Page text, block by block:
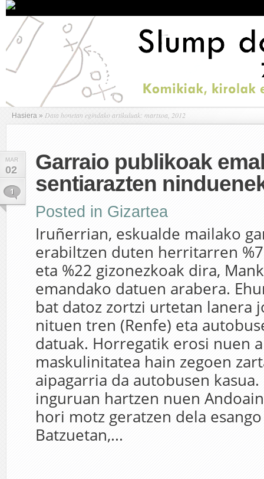
Hasiera » Data honetan egindako artikuluak: martxoa, 2012
MAR
02
1
Garraio publikoak
sentiarazten
Posted in Gizartea
Iruñerrian, eskualde mailako
erabiltzen duten herritarren
eta %22 gizonezkoak dira,
emandako datuen arabera.
bat datoz zortzi urtetan lanera
nituen tren (Renfe) eta
datuak. Horregatik erosi nuen
maskulinitatea hain zegoen
aipagarria da autobusen
inguruan hartzen nuen
hori motz geratzen dela
Batzuetan,...